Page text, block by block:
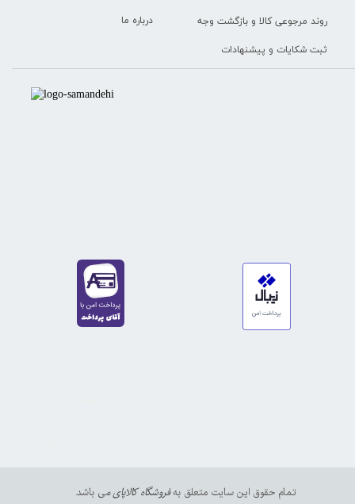
تمام حقوق این سایت متعلق بهفروشگاه کالاپای می باشد.
روند مرجوعی کالا و بازگشت وجه
ثبت شکایات و پیشنهادات
درباره ما